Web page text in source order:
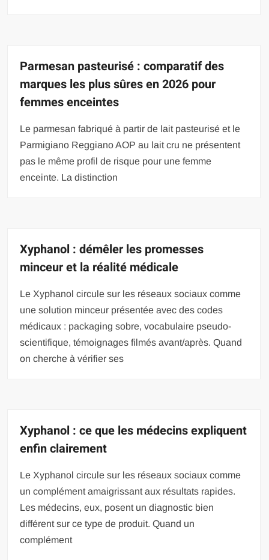
Parmesan pasteurisé : comparatif des
marques les plus sûres en 2026 pour
femmes enceintes
Le parmesan fabriqué à partir de lait pasteurisé et le
Parmigiano Reggiano AOP au lait cru ne présentent
pas le même profil de risque pour une femme
enceinte. La distinction
Xyphanol : démêler les promesses
minceur et la réalité médicale
Le Xyphanol circule sur les réseaux sociaux comme
une solution minceur présentée avec des codes
médicaux : packaging sobre, vocabulaire pseudo-
scientifique, témoignages filmés avant/après. Quand
on cherche à vérifier ses
Xyphanol : ce que les médecins expliquent
enfin clairement
Le Xyphanol circule sur les réseaux sociaux comme
un complément amaigrissant aux résultats rapides.
Les médecins, eux, posent un diagnostic bien
différent sur ce type de produit. Quand un
complément